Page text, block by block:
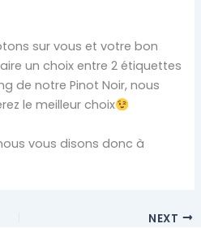
sur vous et votre bon
un choix entre 2 étiquettes
de notre Pinot Noir, nous
le meilleur choix
vous disons donc à
NEXT